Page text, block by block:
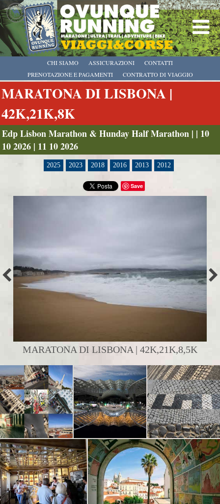
CHI SIAMO
PRENOTAZIONE E PAGAMENTI
CONTRATTO DI VIAGGIO
ASSICURAZIONI CONTATTI
MARATONA DI LISBONA |
42K,21K,8K
Edp Lisbon Marathon & Hunday Half Marathon | | 10
10 2026 | 11 10 2026
2025 2023 2018 2016 2013 2012
Save
MARATONA DI LISBONA | 42K,21K,8,5K